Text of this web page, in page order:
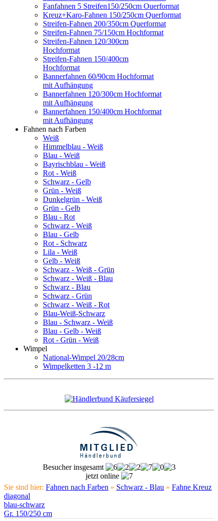
Fanfahnen 5 Streifen150/250cm Ouerformat
Kreuz+Karo-Fahnen 150/250cm Querformat
Streifen-Fahnen 200/350cm Querformat
Streifen-Fahnen 75/150cm Hochformat
Streifen-Fahnen 120/300cm
Hochformat
Streifen-Fahnen 150/400cm
Hochformat
Bannerfahnen 60/90cm Hochformat
mit Aufhängung
Bannerfahnen 120/300cm Hochformat
mit Aufhängung
Bannerfahnen 150/400cm Hochformat
mit Aufhängung
Fahnen nach Farben
Weiß
Himmelblau - Weiß
Blau - Weiß
Bayrischblau - Weiß
Rot - Weiß
Schwarz - Gelb
Grün - Weiß
Dunkelgrün - Weiß
Grün - Gelb
Blau - Rot
Schwarz - Weiß
Blau - Gelb
Rot - Schwarz
Lila - Weiß
Gelb - Weiß
Schwarz - Weiß - Grün
Schwarz - Weiß - Blau
Schwarz - Blau
Schwarz - Grün
Schwarz - Weiß - Rot
Blau-Weiß-Schwarz
Blau - Schwarz - Weiß
Blau - Gelb - Weiß
Rot - Grün - Weiß
Wimpel
National-Wimpel 20/28cm
Wimpelketten 3 -12 m
Besucher insgesamt
jetzt online
Sie sind hier: Fahnen nach Farben » Schwarz - Blau » Fahne Kreuz
diagonal
blau-schwarz
Gr. 150/250 cm